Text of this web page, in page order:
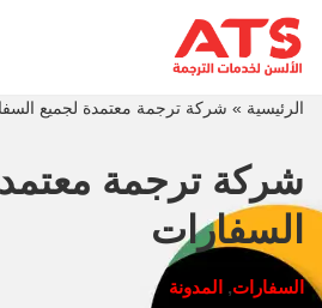
تخطى
إلى
الرئيسية » شركة ترجمة معتمدة لجميع
شركة ترجمة
السفارات
السفارات, المدونة